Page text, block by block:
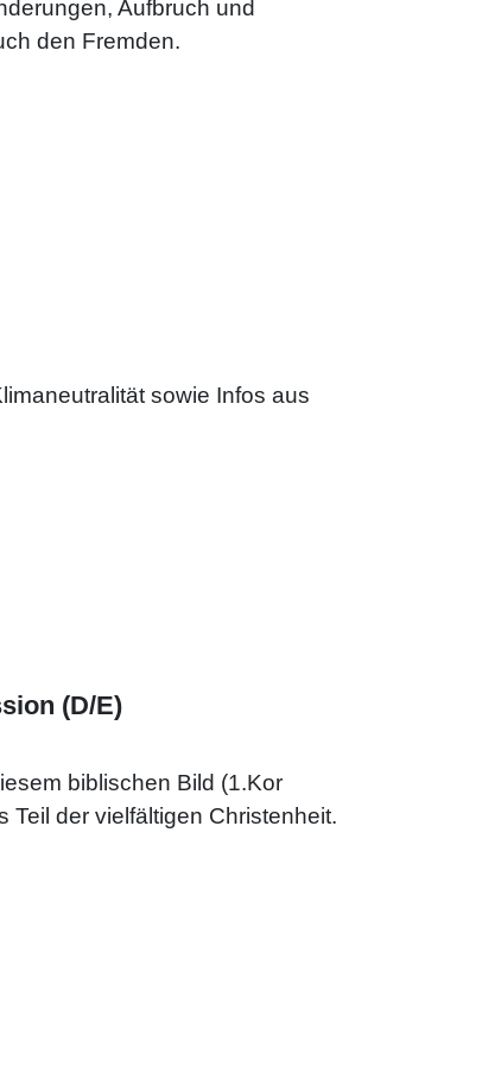
Aufbruch und
den Fremden.
sowie Infos aus
(D/E)
biblischen Bild (1.Kor
der vielfältigen Christenheit.